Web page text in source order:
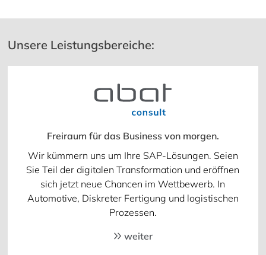
Unsere Leistungsbereiche:
Freiraum für das Business von morgen.
Wir kümmern uns um Ihre SAP-Lösungen. Seien
Sie Teil der digitalen Transformation und eröffnen
sich jetzt neue Chancen im Wettbewerb. In
Automotive, Diskreter Fertigung und logistischen
Prozessen.
weiter